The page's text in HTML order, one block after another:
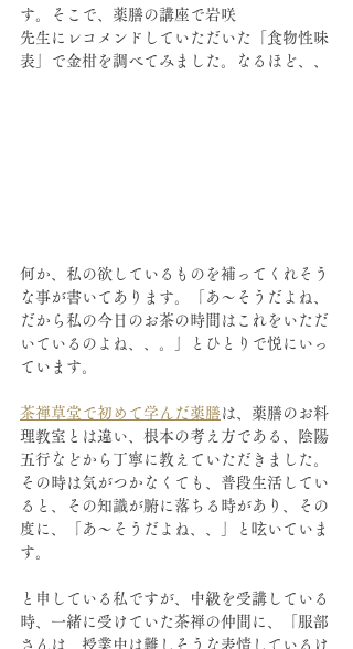
す。そこで、薬膳の講座で岩咲
先生にレコメンドしていただいた「食物性味
表」で金柑を調べてみました。なるほど、、
何か、私の欲しているものを補ってくれそう
な事が書いてあります。「あ〜そうだよね、
だから私の今日のお茶の時間はこれをいただ
いているのよね、、。」とひとりで悦にいっ
ています。
茶禅草堂で初めて学んだ薬膳 は、薬膳のお料
理教室とは違い、根本の考え方である、陰陽
五行などから丁寧に教えていただきました。
その時は気がつかなくても、普段生活してい
ると、その知識が腑に落ちる時があり、その
度に、「あ〜そうだよね、、」と呟いていま
す。
と申している私ですが、中級を受講している
時、一緒に受けていた茶禅の仲間に、「服部
さんは、授業中は難しそうな表情しているけ